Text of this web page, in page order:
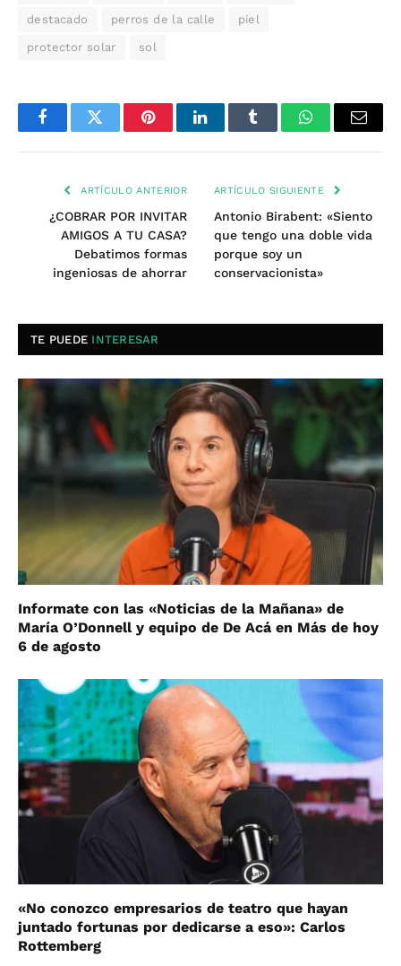
destacado perros de la calle piel
protector solar sol
FacebookTwitter PinterestLinkedInTumblr WhatsAppEmail
ARTÍCULO ANTERIOR
¿COBRAR POR INVITAR
AMIGOS A TU CASA?
Debatimos formas
ingeniosas de ahorrar
ARTÍCULO SIGUIENTE
Antonio Birabent: «Siento
que tengo una doble vida
porque soy un
conservacionista»
TE PUEDE INTERESAR
Informate con las «Noticias de la Mañana» de
María O’Donnell y equipo de De Acá en Más de hoy
6 de agosto
«No conozco empresarios de teatro que hayan
juntado fortunas por dedicarse a eso»: Carlos
Rottemberg